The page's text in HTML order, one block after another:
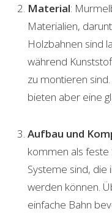
Material:
Materialien,
Holzbahnen sind
während
zu montieren
bieten aber eine
Aufbau und
kommen als
Systeme sind,
werden können.
einfache Bahn